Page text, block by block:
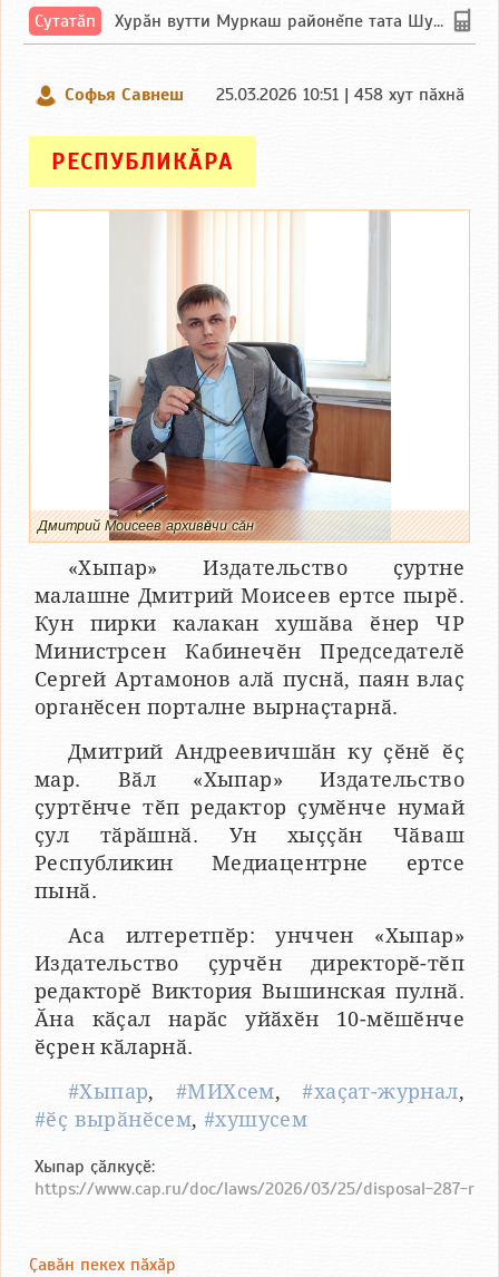
Сутатӑп Хурăн вутти Муркаш районĕпе тата Шупашкар районĕнчи Ишлей тăрăхĕпе сутатăп. Ха...
Софья Савнеш 25.03.2026 10:51 | 458 хут пӑхнӑ
РЕСПУБЛИКӐРА
Дмитрий Моисеев архивӗнчи сӑн
«Хыпар» Издательство ҫуртне
малашне Дмитрий Моисеев ертсе пырӗ.
Кун пирки калакан хушӑва ӗнер ЧР
Министрсен Кабинечӗн Председателӗ
Сергей Артамонов алӑ пуснӑ, паян влаҫ
органӗсен порталне вырнаҫтарнӑ.
Дмитрий Андреевичшӑн ку ҫӗнӗ ӗҫ
мар. Вӑл «Хыпар» Издательство
ҫуртӗнче тӗп редактор ҫумӗнче нумай
ҫул тӑрӑшнӑ. Ун хыҫҫӑн Чӑваш
Республикин Медиацентрне ертсе
пынӑ.
Аса илтеретпӗр: унччен «Хыпар»
Издательство ҫурчӗн директорӗ-тӗп
редакторӗ Виктория Вышинская пулнӑ.
Ӑна кӑҫал нарӑс уйӑхӗн 10-мӗшӗнче
ӗҫрен кӑларнӑ.
#Хыпар, #МИХсем,#хаҫат-журнал,
#ӗҫ вырӑнӗсем,#хушусем
Хыпар ҫӑлкуҫӗ:
https://www.cap.ru/doc/laws/2026/03/25/disposal-287-r
Ҫавӑн пекех пӑхӑр